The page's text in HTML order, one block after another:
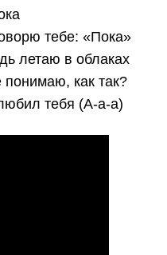
тебе: «Пока»
летаю в облаках
как так?
тебя (А-а-а)